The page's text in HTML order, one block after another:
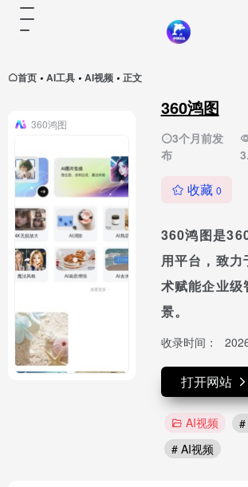
首页 • AI工具 • AI视频 • 正文
360鸿图
3个月前发
布
收藏 0
360鸿图是
用平台，致
术赋能企业
景。
收录时间：
打开网站
AI视频
#
# AI视频
360鸿图